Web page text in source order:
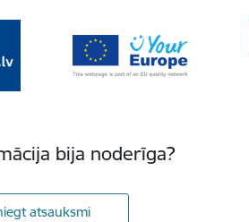
bija noderīga?
atsauksmi